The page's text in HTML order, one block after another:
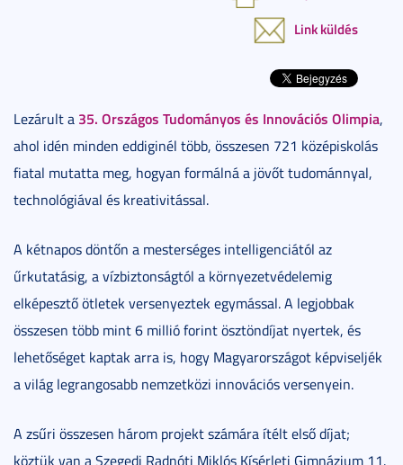
Link küldés
Lezárult a 35. Országos Tudományos és Innovációs Olimpia,
ahol idén minden eddiginél több, összesen 721 középiskolás
fiatal mutatta meg, hogyan formálná a jövőt tudománnyal,
technológiával és kreativitással.
A kétnapos döntőn a mesterséges intelligenciától az
űrkutatásig, a vízbiztonságtól a környezetvédelemig
elképesztő ötletek versenyeztek egymással. A legjobbak
összesen több mint 6 millió forint ösztöndíjat nyertek, és
lehetőséget kaptak arra is, hogy Magyarországot képviseljék
a világ legrangosabb nemzetközi innovációs versenyein.
A zsűri összesen három projekt számára ítélt első díjat;
köztük van a Szegedi Radnóti Miklós Kísérleti Gimnázium 11.